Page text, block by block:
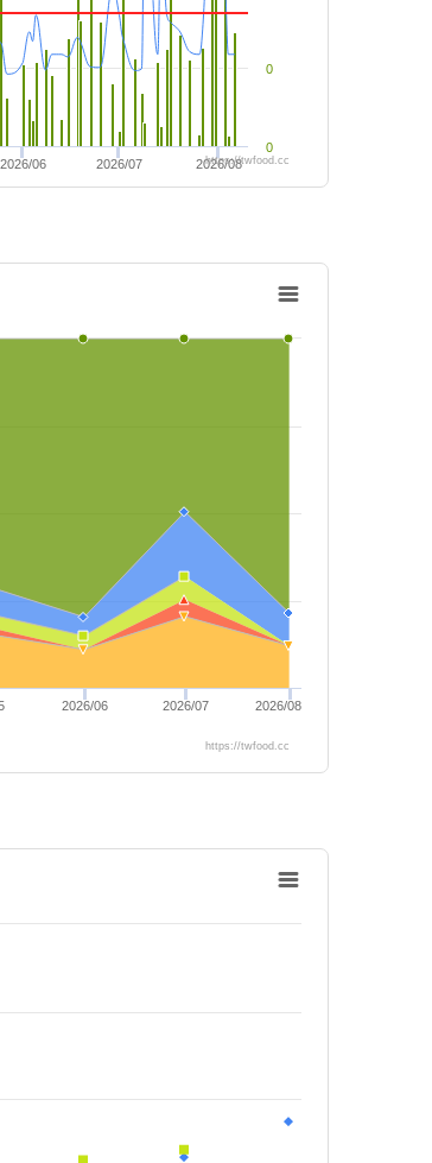
2026/06 2026/07 2026/08
0
0
https://twfood.cc
2026/06 2026/07 2026/08
https://twfood.cc